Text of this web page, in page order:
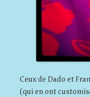
Ceux de Dado et
(qui en ont